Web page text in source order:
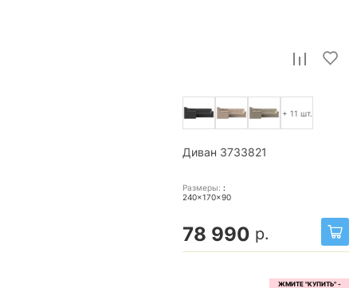
+ 11 шт.
Диван 3733821
Размеры: :
240x170x90
78 990 р.